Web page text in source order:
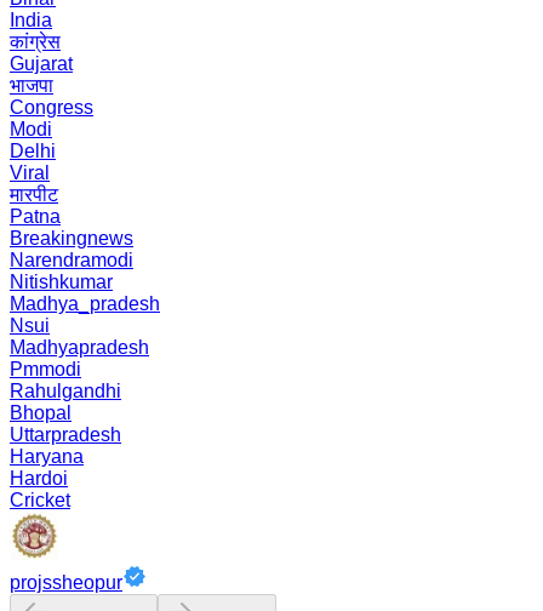
India
कांग्रेस
Gujarat
भाजपा
Congress
Modi
Delhi
Viral
मारपीट
Patna
Breakingnews
Narendramodi
Nitishkumar
Madhya_pradesh
Nsui
Madhyapradesh
Pmmodi
Rahulgandhi
Bhopal
Uttarpradesh
Haryana
Hardoi
Cricket
projssheopur